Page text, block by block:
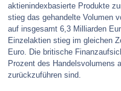
aktienindexbasierte Produkte
stieg das gehandelte Volumen
auf insgesamt 6,3 Milliarden
Einzelaktien stieg im gleichen
Euro. Die britische
Prozent des Handelsvolumens
zurückzuführen sind.